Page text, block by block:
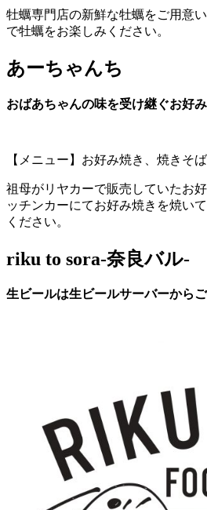
牡蠣専門店の新鮮な牡蠣をご用意
で牡蠣をお楽しみください。
あーちゃんち
おばあちゃんの味を受け継ぐお好
【メニュー】お好み焼き、焼きそば
祖母がリヤカーで販売していたお
ッチンカーにてお好み焼きを焼い
ください。
riku to sora-奈良バル-
生ビールは生ビールサーバーから